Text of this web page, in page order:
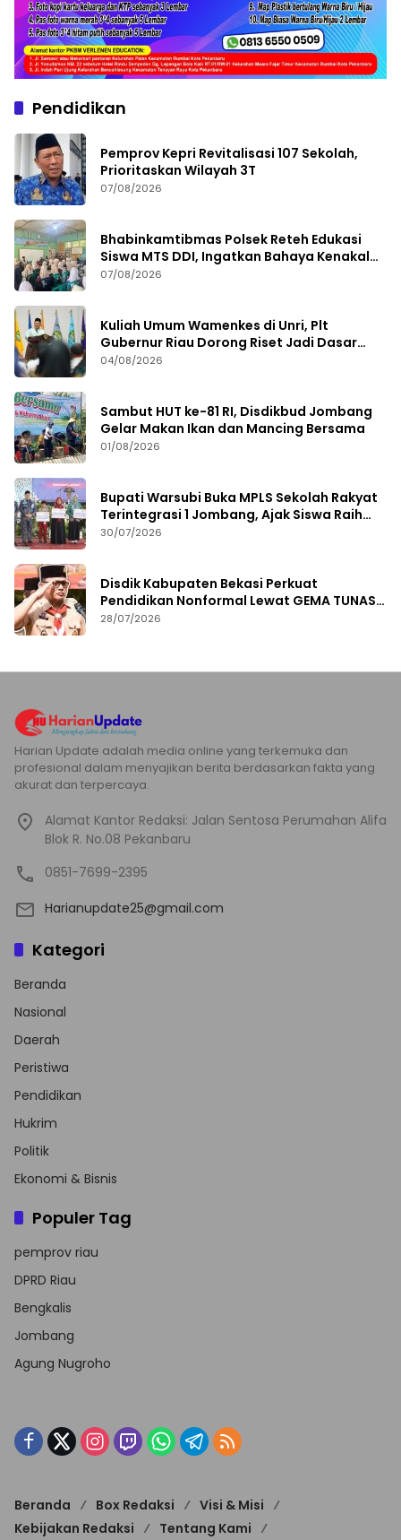
Pendidikan
Pemprov Kepri Revitalisasi 107 Sekolah,
Prioritaskan Wilayah 3T
07/08/2026
Bhabinkamtibmas Polsek Reteh Edukasi
Siswa MTS DDI, Ingatkan Bahaya Kenakalan
Remaja
07/08/2026
Kuliah Umum Wamenkes di Unri, Plt
Gubernur Riau Dorong Riset Jadi Dasar
Kebijakan Kesehatan
04/08/2026
Sambut HUT ke-81 RI, Disdikbud Jombang
Gelar Makan Ikan dan Mancing Bersama
01/08/2026
Bupati Warsubi Buka MPLS Sekolah Rakyat
Terintegrasi 1 Jombang, Ajak Siswa Raih
Prestasi
30/07/2026
Disdik Kabupaten Bekasi Perkuat
Pendidikan Nonformal Lewat GEMA TUNAS
2026
28/07/2026
Harian Update adalah media online yang terkemuka dan
profesional dalam menyajikan berita berdasarkan fakta yang
akurat dan terpercaya.
Alamat Kantor Redaksi: Jalan Sentosa Perumahan Alifa
Blok R. No.08 Pekanbaru
0851-7699-2395
Harianupdate25@gmail.com
Kategori
Beranda
Nasional
Daerah
Peristiwa
Pendidikan
Hukrim
Politik
Ekonomi & Bisnis
Populer Tag
pemprov riau
DPRD Riau
Bengkalis
Jombang
Agung Nugroho
Beranda Box Redaksi
Visi & Misi
Kebijakan Redaksi
Tentang Kami